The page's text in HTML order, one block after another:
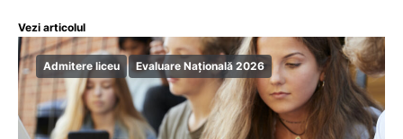
Vezi articolul
Admitere liceu Evaluare Națională 2026